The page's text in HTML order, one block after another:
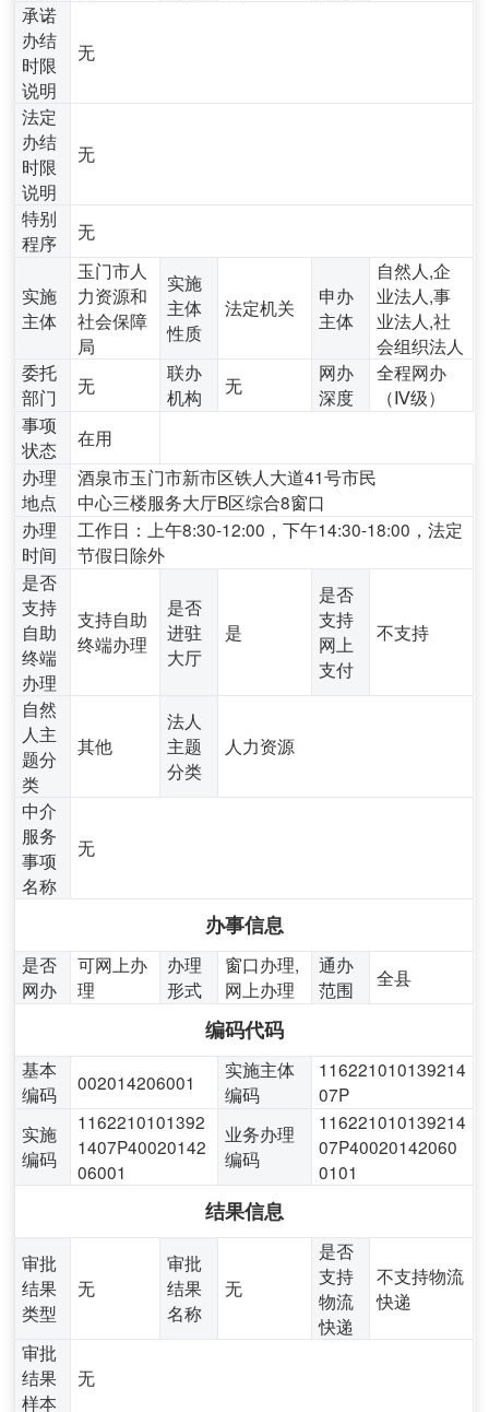
承诺
办结
时限
说明
无
法定
办结
时限
说明
无
特别
程序
无
实施
主体
玉门市人
力资源和
社会保障
局
实施
主体
性质
法定机关
申办
主体
自然人,企
业法人,事
业法人,社
会组织法人
委托
部门
无
联办
机构
无
网办
深度
全程网办
（Ⅳ级）
事项
状态
在用
办理
地点
酒泉市玉门市新市区铁人大道41号市民
中心三楼服务大厅B区综合8窗口
办理
时间
工作日：上午8:30-12:00，下午14:30-18:00，法定
节假日除外
是否
支持
自助
终端
办理
支持自助
终端办理
是否
进驻
大厅
是
是否
支持
网上
支付
不支持
自然
人主
题分
类
其他
法人
主题
分类
人力资源
中介
服务
事项
名称
无
办事信息
是否
网办
可网上办
理
办理
形式
窗口办理,
网上办理
通办
范围
全县
编码代码
基本
编码
002014206001
实施主体
编码
116221010139214
07P
实施
编码
1162210101392
1407P40020142
06001
业务办理
编码
116221010139214
07P40020142060
0101
结果信息
审批
结果
类型
无
审批
结果
名称
无
是否
支持
物流
快递
不支持物流
快递
审批
结果
样本
无